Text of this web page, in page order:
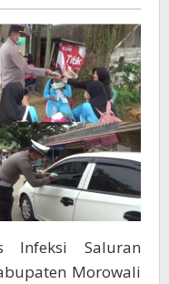
Infeksi Saluran
Morowali